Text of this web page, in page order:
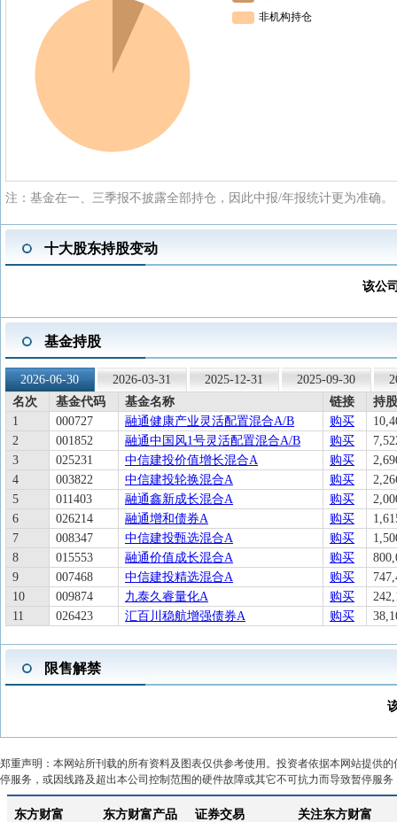
注：基金在一、三季报不披露全部持仓，因此中报/年报统计更为准确。
十大股东持股变动
该公
基金持股
2026-06-30 2026-03-31 2025-12-31 2025-09-30
名次
基金代码 基金名称 链接
持
1
000727 融通健康产业灵活配置混合A/B 购买
2
001852 融通中国风1号灵活配置混合A/B 购买
3
025231 中信建投价值增长混合A 购买
4
003822 中信建投轮换混合A 购买
5
011403 融通鑫新成长混合A 购买
6
026214 融通增和债券A 购买
7
008347 中信建投甄选混合A 购买
8
015553 融通价值成长混合A 购买
9
007468 中信建投精选混合A 购买
10
009874 九泰久睿量化A 购买
11
026423 汇百川稳航增强债券A 购买
限售解禁
郑重声明：本网站所刊载的所有资料及图表仅供参考使用。投资者依据本网站提供
停服务，或因线路及超出本公司控制范围的硬件故障或其它不可抗力而导致暂停服